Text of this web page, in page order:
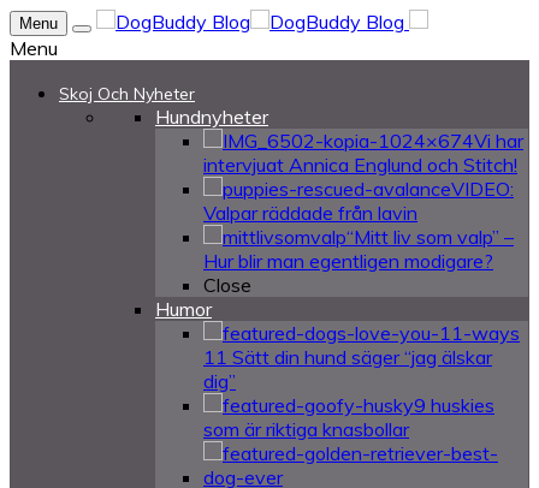
Menu
Menu
Skoj Och Nyheter
Hundnyheter
Vi har
intervjuat Annica Englund och Stitch!
VIDEO:
Valpar räddade från lavin
“Mitt liv som valp” –
Hur blir man egentligen modigare?
Close
Humor
11 Sätt din hund säger “jag älskar
dig”
9 huskies
som är riktiga knasbollar